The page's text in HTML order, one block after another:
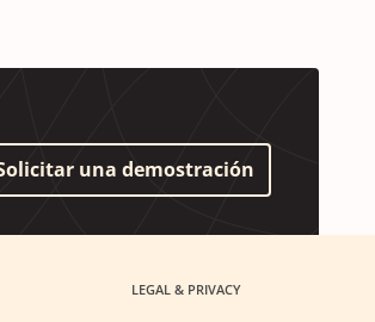
una demostración
LEGAL & PRIVACY